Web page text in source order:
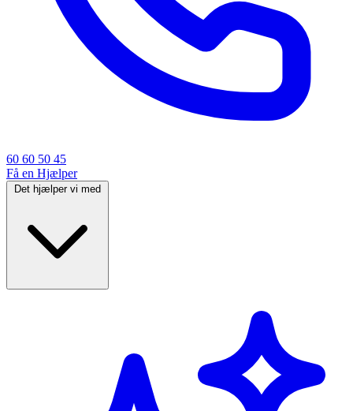
60 60 50 45
Få en Hjælper
Det hjælper vi med